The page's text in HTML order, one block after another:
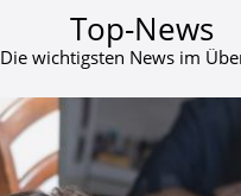
Top-News
Die wichtigsten News im